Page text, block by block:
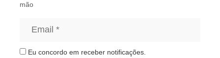
mão
Eu concordo em receber notificações.